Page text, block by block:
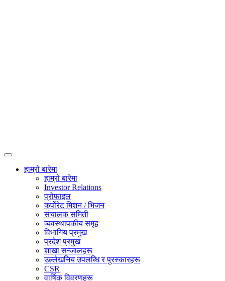
हाम्रो बारेमा
हाम्रो बारेमा
Investor Relations
प्रोफाइल
कर्पोरेट मिशन / भिजन
संचालक समिती
व्यवस्थापकीय समूह
विभागिय प्रमुख
प्रदेश प्रमुख
शाखा सन्जालहरू
उल्लेखनिय उपलब्धि र पुरस्कारहरू
CSR
वार्षिक विवरणहरू